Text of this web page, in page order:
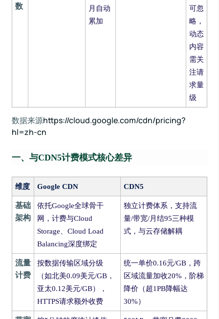
数
月自动
累加
可忽
略，
动态
内容
需关
注请
求量
级
数据来源https://cloud.google.com/cdn/pricing?
hl=zh-cn
一、与CDN5计费模式核心差异
维度 Google CDN CDN5
基础
架构
依托Google全球骨干
网，计费与Cloud
Storage、Cloud Load
Balancing深度绑定
独立计费体系，支持流
量/带宽/月结95三种模
式，与云存储解耦
流量
计费
按数据传输区域分级
（如北美0.09美元/GB，
亚太0.12美元/GB），
HTTPS请求额外收费
统一单价0.16元/GB，跨
区域流量加收20%，阶梯
降价（超1PB降幅达
30%）